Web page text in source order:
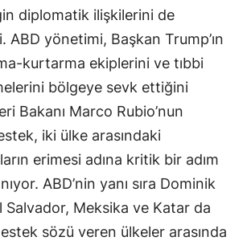
diplomatik ilişkilerini de
ABD yönetimi, Başkan Trump’ın
kurtarma ekiplerini ve tıbbi
bölgeye sevk ettiğini
Bakanı Marco Rubio’nun
iki ülke arasındaki
erimesi adına kritik bir adım
ABD’nin yanı sıra Dominik
Salvador, Meksika ve Katar da
sözü veren ülkeler arasında